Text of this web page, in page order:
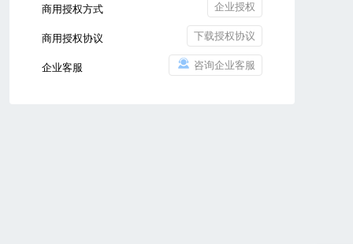
商用授权方式 企业授权
商用授权协议 下载授权协议
企业客服 咨询企业客服